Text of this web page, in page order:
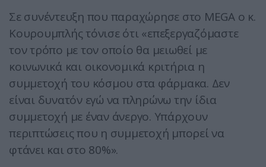
Σε συνέντευξη που παραχώρησε στο MEGA ο κ.
Κουρουμπλής τόνισε ότι «επεξεργαζόμαστε
τον τρόπο με τον οποίο θα μειωθεί με
κοινωνικά και οικονομικά κριτήρια η
συμμετοχή του κόσμου στα φάρμακα. Δεν
είναι δυνατόν εγώ να πληρώνω την ίδια
συμμετοχή με έναν άνεργο. Υπάρχουν
περιπτώσεις που η συμμετοχή μπορεί να
φτάνει και στο 80%».